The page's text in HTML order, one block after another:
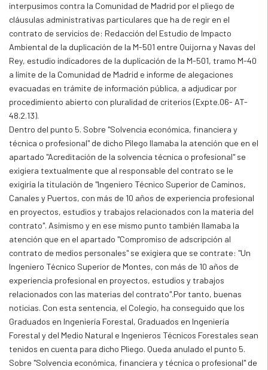
interpusimos contra la Comunidad de Madrid por el pliego de
cláusulas administrativas particulares que ha de regir en el
contrato de servicios de: Redacción del Estudio de Impacto
Ambiental de la duplicación de la M-501 entre Quijorna y Navas del
Rey, estudio indicadores de la duplicación de la M-501, tramo M-40
a límite de la Comunidad de Madrid e informe de alegaciones
evacuadas en trámite de información pública, a adjudicar por
procedimiento abierto con pluralidad de criterios (Expte.06- AT-
48.2.13).
Dentro del punto 5. Sobre "Solvencia económica, financiera y
técnica o profesional" de dicho Pilego llamaba la atención que en el
apartado "Acreditación de la solvencia técnica o profesional" se
exigiera textualmente que al responsable del contrato se le
exigiría la titulación de "Ingeniero Técnico Superior de Caminos,
Canales y Puertos, con más de 10 años de experiencia profesional
en proyectos, estudios y trabajos relacionados con la materia del
contrato". Asimismo y en ese mismo punto también llamaba la
atención que en el apartado "Compromiso de adscripción al
contrato de medios personales" se exigiera que se contrate: "Un
Ingeniero Técnico Superior de Montes, con más de 10 años de
experiencia profesional en proyectos, estudios y trabajos
relacionados con las materias del contrato".Por tanto, buenas
noticias. Con esta sentencia, el Colegio, ha conseguido que los
Graduados en Ingeniería Forestal, Graduados en Ingeniería
Forestal y del Medio Natural e Ingenieros Técnicos Forestales sean
tenidos en cuenta para dicho Pliego. Queda anulado el punto 5.
Sobre "Solvencia económica, financiera y técnica o profesional" de